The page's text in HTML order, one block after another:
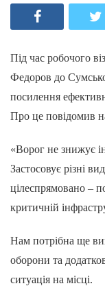
Під час робочого
Федоров до
посилення
Про це повідомив
«Ворог не знижує
Застосовує різні
цілеспрямовано –
критичній
Нам потрібна ще
оборони та
ситуація на місці.